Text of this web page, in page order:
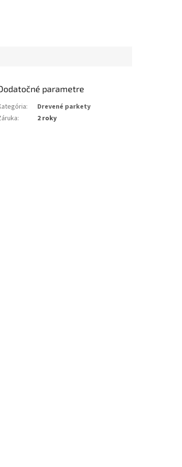
parametre
:
Drevené parkety
: 2 roky